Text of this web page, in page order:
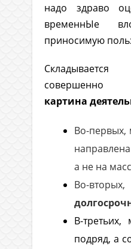
надо здраво
временнЫе
приносимую
картина
Во-первых,
а не на
Во-
В-
подряд, а